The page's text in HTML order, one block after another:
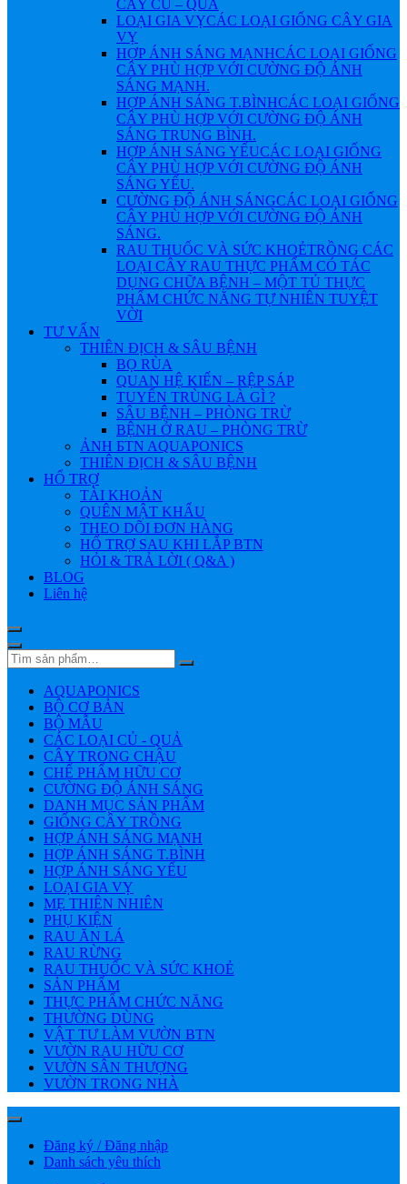
CÂY CỦ – QUẢ
LOẠI GIA VỴCÁC LOẠI GIỐNG CÂY GIA
VỴ
HỢP ÁNH SÁNG MẠNHCÁC LOẠI GIỐNG
CÂY PHÙ HỢP VỚI CƯỜNG ĐỘ ÁNH
SÁNG MẠNH.
HỢP ÁNH SÁNG T.BÌNHCÁC LOẠI GIỐNG
CÂY PHÙ HỢP VỚI CƯỜNG ĐỘ ÁNH
SÁNG TRUNG BÌNH.
HỢP ÁNH SÁNG YẾUCÁC LOẠI GIỐNG
CÂY PHÙ HỢP VỚI CƯỜNG ĐỘ ÁNH
SÁNG YẾU.
CƯỜNG ĐỘ ÁNH SÁNGCÁC LOẠI GIỐNG
CÂY PHÙ HỢP VỚI CƯỜNG ĐỘ ÁNH
SÁNG.
RAU THUỐC VÀ SỨC KHOẺTRỒNG CÁC
LOẠI CÂY RAU THỰC PHẨM CÓ TÁC
DỤNG CHỮA BỆNH – MỘT TỦ THỰC
PHẨM CHỨC NĂNG TỰ NHIÊN TUYỆT
VỜI
TƯ VẤN
THIÊN ĐỊCH & SÂU BỆNH
BỌ RÙA
QUAN HỆ KIẾN – RỆP SÁP
TUYẾN TRÙNG LÀ GÌ ?
SÂU BỆNH – PHÒNG TRỪ
BỆNH Ở RAU – PHÒNG TRỪ
ẢNH БTN AQUAPONICS
THIÊN ĐỊCH & SÂU BỆNH
HỔ TRỢ
TÀI KHOẢN
QUÊN MẬT KHẨU
THEO DÕI ĐƠN HÀNG
HỔ TRỢ SAU KHI LẮP BTN
HỎI & TRẢ LỜI ( Q&A )
BLOG
Liên hệ
AQUAPONICS
BỘ CƠ BẢN
BỘ MẪU
CÁC LOẠI CỦ - QUẢ
CÂY TRONG CHẬU
CHẾ PHẨM HỮU CƠ
CƯỜNG ĐỘ ÁNH SÁNG
DANH MỤC SẢN PHẨM
GIỐNG CÂY TRỒNG
HỢP ÁNH SÁNG MẠNH
HỢP ÁNH SÁNG T.BÌNH
HỢP ÁNH SÁNG YẾU
LOẠI GIA VỴ
MẸ THIÊN NHIÊN
PHỤ KIỆN
RAU ĂN LÁ
RAU RỪNG
RAU THUỐC VÀ SỨC KHOẺ
SẢN PHẨM
THỰC PHẨM CHỨC NĂNG
THƯỜNG DÙNG
VẬT TƯ LÀM VƯỜN BTN
VƯỜN RAU HỮU CƠ
VƯỜN SÂN THƯỢNG
VƯỜN TRONG NHÀ
Đăng ký / Đăng nhập
Danh sách yêu thích